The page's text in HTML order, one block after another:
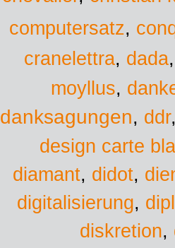
computersatz,
cranelettra, dada
moyllus,
danksagungen, ddr
design carte
diamant, didot,
digitalisierung,
diskretion,